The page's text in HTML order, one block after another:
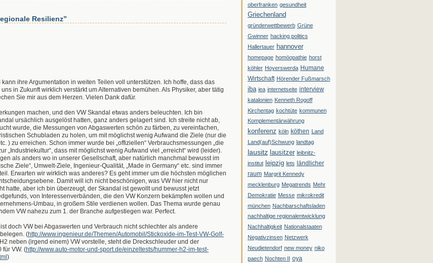
oberfranken gesundheit
Griechenland
gründerwettbewerb Grüne
Gwinner hacking politics
Hallertauer hannover
homepage homöopathie horst
köhler Hoyerswerda Humane
Wirtschaft Hörender Fußmarsch
iba iea internetseite interview
katalonien Kenneth Rogoff
Kirchentag kochtüte kommunen
Komplementärwährung
konferenz köln köthen Land
Land(auf)Schwung landtag
lausitz lausitzer leibnitz-
institut
leipzig lets
ländlicher
raum Margrit Kennedy
mecklenburg Megatrends Mehr
Demokratie Messe mikrokredit
münchen Nachbarschaftsladen
nachhaltige regionalentwicklung
Nachhaltigkeit Nationalstaaten
Negativzinsen Netzwerk
Neudietendorf new money niko
paech Nochten II oya
Resilienz”
ihre Argumentation in weiten Teilen voll unterstützen. Ich hoffe, dass das
in Zukunft wirklich verstärkt um Alternativen bemühen. Als Physiker, aber tätig
Sie mir aus dem Herzen. Vielen Dank dafür.
machen, und den VW Skandal etwas anders beleuchten. Ich bin
ursächlich ausgelöst hatten, ganz anders gelagert sind. Ich streite nicht ab,
wurde, die Messungen von Abgaswerten schön zu färben, zu vereinfachen,
Schubladen zu holen, um mit möglichst wenig Aufwand die Ziele (nur die
) zu erreichen. Schon immer wurde bei „offiziellen“ Verbrauchsmessungen „die
„Industriekultur“, dass mit möglichst wenig Aufwand viel „erreicht“ wird (leider).
als anders wo in unserer Gesellschaft, aber natürlich manchmal bewusst im
Ziele“, Umwelt-Ziele, Ingenieur-Qualität, „Made in Germany“ etc. sind immer
Erwarten wir wirklich was anderes? Es geht immer um die höchsten möglichen
Damit will ich nicht beschönigen, was VW hier nicht nur
hatte, aber ich bin überzeugt, der Skandal ist gewollt und bewusst jetzt
von Interessenverbänden, die den VW Konzern bekämpfen wollen und
Umbau, in großem Stile verdienen wollen. Das Thema wurde genau
VW nahezu zum 1. der Branche aufgestiegen war. Perfect.
doch VW bei Abgaswerten und Verbrauch nicht schlechter als andere
(http://www.ingenieur.de/Themen/Automobil/Stickoxide-im-Test-VW-Golf-
neben (irgend einem) VW vorstelle, steht die Dreckschleuder und der
für VW. (http://www.auto-motor-und-sport.de/einzeltests/hummer-h2-im-test-
)